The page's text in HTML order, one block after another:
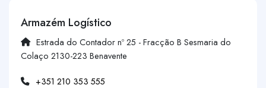
Armazém Logístico
Estrada do Contador nº 25 - Fracção B Sesmaria do
Colaço 2130-223 Benavente
+351 210 353 555